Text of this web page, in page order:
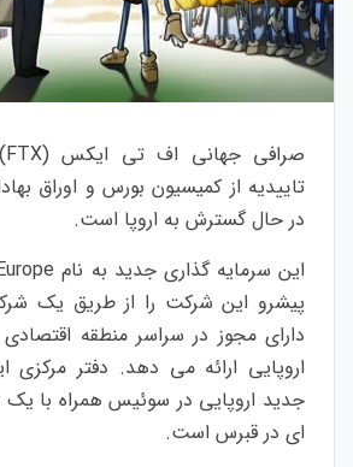
صرافی جهانی اف تی ایکس (FTX
تاییدیه از کمیسیون بورس و اوراق
در حال گسترش به اروپا است.
این سرمایه گذاری جدید به نام
پیشرو این شرکت را از طریق یک
دارای مجوز در سراسر منطقه اقتصادی
اروپایی ارائه می دهد. دفتر مرکزی
جدید اروپایی در سوئیس همراه با یک
ای در قبرس است.